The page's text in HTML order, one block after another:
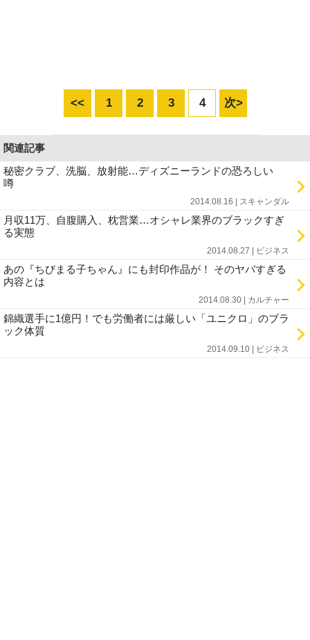
<< 1 2 3 4 次>
関連記事
秘密クラブ、洗脳、放射能…ディズニーランドの恐ろしい
噂
2014.08.16 | スキャンダル
月収11万、自腹購入、枕営業…オシャレ業界のブラックすぎ
る実態
2014.08.27 | ビジネス
あの『ちびまる子ちゃん』にも封印作品が！ そのヤバすぎる
内容とは
2014.08.30 | カルチャー
錦織選手に1億円！でも労働者には厳しい「ユニクロ」のブラ
ック体質
2014.09.10 | ビジネス